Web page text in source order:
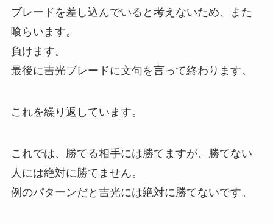
ブレードを差し込んでいると考えないため、また
喰らいます。
負けます。
最後に吉光ブレードに文句を言って終わります。
これを繰り返しています。
これでは、勝てる相手には勝てますが、勝てない
人には絶対に勝てません。
例のパターンだと吉光には絶対に勝てないです。